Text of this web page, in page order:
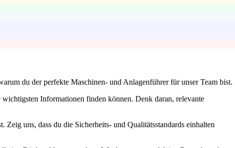
du der perfekte Maschinen- und Anlagenführer für unser Team bist.
Informationen finden können. Denk daran, relevante
uns, dass du die Sicherheits- und Qualitätsstandards einhalten